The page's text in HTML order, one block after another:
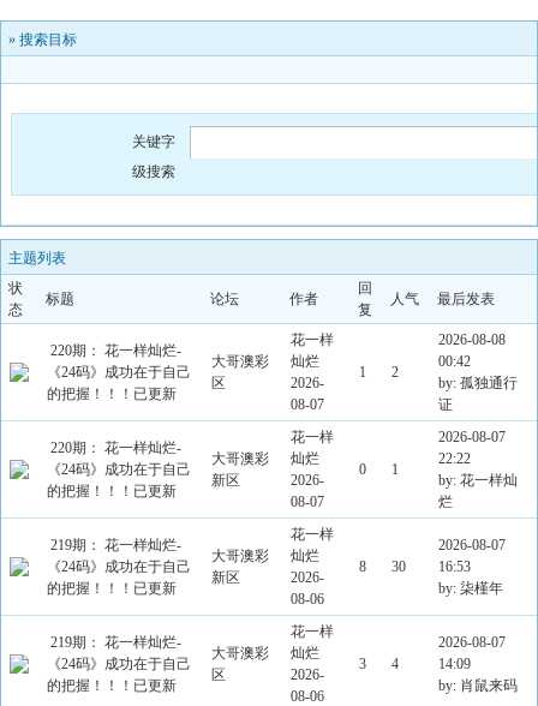
» 搜索目标
关键字
级搜索
主题列表
状
态
标题 论坛 作者
回
复
人气 最后发表
220期： 花一样灿烂-
《24码》成功在于自己
的把握！！！已更新
大哥澳彩
区
花一样
灿烂
2026-
08-07
1 2
2026-08-08
00:42
by: 孤独通行
证
220期： 花一样灿烂-
《24码》成功在于自己
的把握！！！已更新
大哥澳彩
新区
花一样
灿烂
2026-
08-07
0 1
2026-08-07
22:22
by: 花一样灿
烂
219期： 花一样灿烂-
《24码》成功在于自己
的把握！！！已更新
大哥澳彩
新区
花一样
灿烂
2026-
08-06
8 30
2026-08-07
16:53
by: 柒槿年
219期： 花一样灿烂-
《24码》成功在于自己
的把握！！！已更新
大哥澳彩
区
花一样
灿烂
2026-
08-06
3 4
2026-08-07
14:09
by: 肖鼠来码